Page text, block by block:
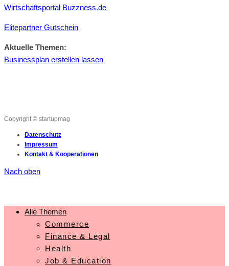
Wirtschaftsportal Buzzness.de
Elitepartner Gutschein
Aktuelle Themen:
Businessplan erstellen lassen
Copyright © startupmag
Datenschutz
Impressum
Kontakt & Kooperationen
Nach oben
Alle Themen
Commerce
Finance & Legal
Health
Job & Education